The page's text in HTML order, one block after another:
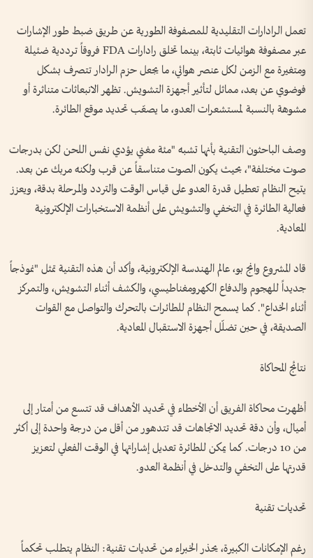
تعمل الرادارات التقليدية للمصفوفة الطورية عن طريق ضبط طور الإشارات
عبر مصفوفة هوائيات ثابتة، بينما تخلق رادارات FDA فروقاً ترددية ضئيلة
ومتغيرة مع الزمن لكل عنصر هوائي، ما يجعل حزم الرادار تتصرف بشكل
فوضوي عن بعد، مماثل لتأثير أجهزة التشويش. تظهر الانبعاثات متناثرة أو
مشوهة بالنسبة لمستشعرات العدو، ما يصعّب تحديد موقع الطائرة.
وصف الباحثون التقنية بأنها تشبه "مئة مغني يؤدي نفس اللحن لكن بدرجات
صوت مختلفة"، بحيث يكون الصوت متناسقاً عن قرب ولكنه مربك عن بعد.
يتيح النظام تعطيل قدرة العدو على قياس الوقت والتردد والمرحلة بدقة، ويعزز
فعالية الطائرة في التخفي والتشويش على أنظمة الاستخبارات الإلكترونية
المعادية.
قاد المشروع وانج بو، عالم الهندسة الإلكترونية، وأكد أن هذه التقنية تمثل "نموذجاً
جديداً للهجوم والدفاع الكهرومغناطيسي، والكشف أثناء التشويش، والتمركز
أثناء الخداع". كما يسمح النظام للطائرات بالتحرك والتواصل مع القوات
الصديقة، في حين تضلّل أجهزة الاستقبال المعادية.
نتائج المحاكاة
أظهرت محاكاة الفريق أن الأخطاء في تحديد الأهداف قد تتسع من أمتار إلى
أميال، وأن دقة تحديد الاتجاهات قد تتدهور من أقل من درجة واحدة إلى أكثر
من 10 درجات. كما يمكن للطائرة تعديل إشاراتها في الوقت الفعلي لتعزيز
قدرتها على التخفي والتدخل في أنظمة العدو.
تحديات تقنية
رغم الإمكانات الكبيرة، يحذر الخبراء من تحديات تقنية: النظام يتطلب تحكماً